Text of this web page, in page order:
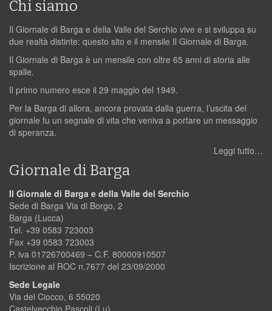
Chi siamo
Il Giornale di Barga e della Valle del Serchio vive e si sviluppa su
due realtà distinte: questo sito e il mensile Il Giornale di Barga.
Il Giornale di Barga è un mensile con oltre 65 anni di storia alle
spalle.
Il primo numero esce il 29 maggio del 1949.
Per la Barga di allora, ancora provata dalla guerra, l’uscita del
giornale fu un segnale di vita che veniva a portare un messaggio
di speranza.
Leggi tutto…
Giornale di Barga
Il Giornale di Barga e della Valle del Serchio
Sede di Barga Via di Borgo, 2
Barga (Lucca)
Tel. +39 0583 723003
Fax +39 0583 723003
P. iva 01726700469 – C.F. 80000910507
Iscrizione al ROC n.7677 del 23/09/2000
Sede Legale
Via del Ciocco, 6 55020
Castelvecchio Pascoli (Lu)